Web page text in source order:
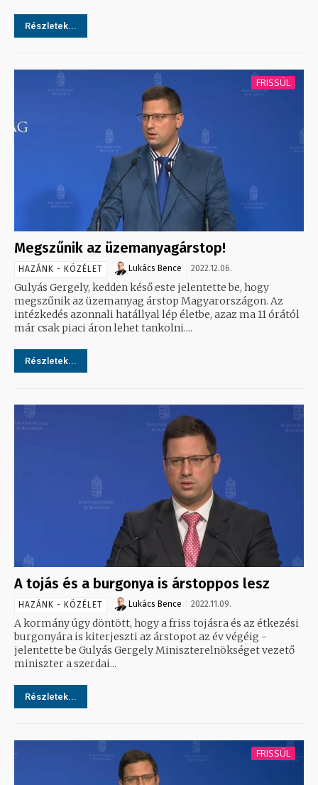
Részletek...
FRISSÜL
Megszűnik az üzemanyagárstop!
HAZÁNK - KÖZÉLET Lukács Bence 2022.12.06.
Gulyás Gergely, kedden késő este jelentette be, hogy
megszűnik az üzemanyag árstop Magyarországon. Az
intézkedés azonnali hatállyal lép életbe, azaz ma 11 órától
már csak piaci áron lehet tankolni....
Részletek...
A tojás és a burgonya is árstoppos lesz
HAZÁNK - KÖZÉLET Lukács Bence 2022.11.09.
A kormány úgy döntött, hogy a friss tojásra és az étkezési
burgonyára is kiterjeszti az árstopot az év végéig -
jelentette be Gulyás Gergely Miniszterelnökséget vezető
miniszter a szerdai...
Részletek...
FRISSÜL